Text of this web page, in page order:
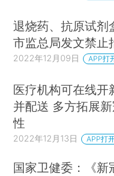
退烧药、抗原试剂
市监总局发文禁止
2022年12月09日 APP打
医疗机构可在线开
并配送 多方拓展
性
2022年12月13日 APP打
国家卫健委：《新